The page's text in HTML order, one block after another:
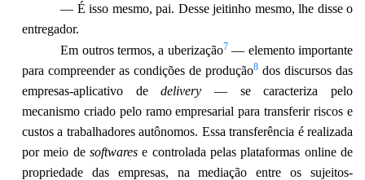
— É isso mesmo, pai. Desse jeitinho mesmo, lhe disse o
entregador.
Em outros termos, a uberização7 — elemento importante
para compreender as condições de produção8dos discursos das
empresas-aplicativo dedelivery — se caracteriza pelo
mecanismo criado pelo ramo empresarial para transferir riscos e
custos a trabalhadores autônomos. Essa transferência é realizada
por meio de softwarese controlada pelas plataformas online de
propriedade das empresas, na mediação entre os sujeitos-